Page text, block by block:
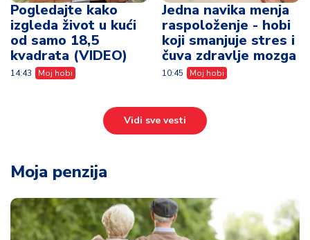
Pogledajte kako
izgleda život u kući
od samo 18,5
kvadrata (VIDEO)
14:43 Moj hobi
Jedna navika menja
raspoloženje - hobi
koji smanjuje stres i
čuva zdravlje mozga
10:45 Moj hobi
Vidi sve vesti
Moja penzija